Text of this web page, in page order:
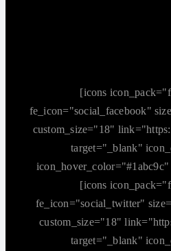
[icons
fe_icon="social_facebook"
custom_size="18"
target="_blank"
[icons
fe_icon="social_twitter"
custom_size="18"
target="_blank"